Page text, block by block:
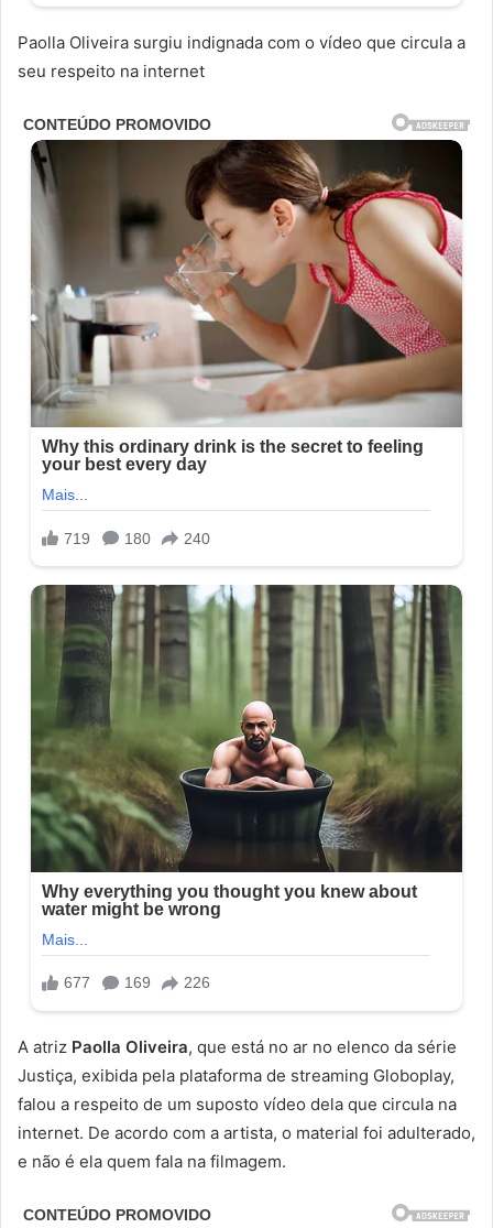
Paolla Oliveira surgiu indignada com o vídeo que circula a
seu respeito na internet
A atriz Paolla Oliveira, que está no ar no elenco da série
Justiça, exibida pela plataforma de streaming Globoplay,
falou a respeito de um suposto vídeo dela que circula na
internet. De acordo com a artista, o material foi adulterado,
e não é ela quem fala na filmagem.